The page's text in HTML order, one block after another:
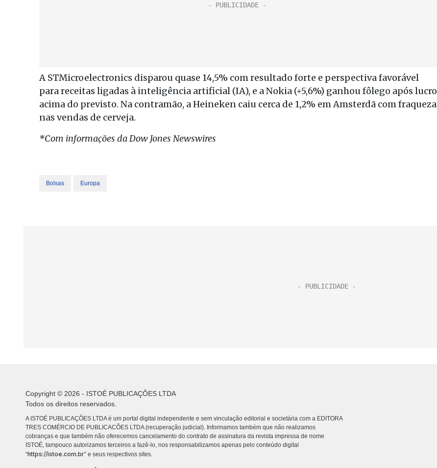
A STMicroelectronics disparou quase 14,5% com resultado forte e perspectiva favorável
para receitas ligadas à inteligência artificial (IA), e a Nokia (+5,6%) ganhou fôlego após lucro
acima do previsto. Na contramão, a Heineken caiu cerca de 1,2% em Amsterdã com fraqueza
nas vendas de cerveja.
*Com informações da Dow Jones Newswires
Bolsas Europa
Copyright © 2026 - ISTOÉ PUBLICAÇÕES LTDA
Todos os direitos reservados.
A ISTOÉ PUBLICAÇÕES LTDA é um portal digital independente e sem vinculação editorial e societária com a EDITORA
TRES COMÉRCIO DE PUBLICACÕES LTDA (recuperação judicial). Informamos também que não realizamos
cobranças e que também não oferecemos cancelamento do contrato de assinatura da revista impressa de nome
ISTOÉ, tampouco autorizamos terceiros a fazê-lo, nos responsabilizamos apenas pelo conteúdo digital
“https://istoe.com.br” e seus respectivos sites.